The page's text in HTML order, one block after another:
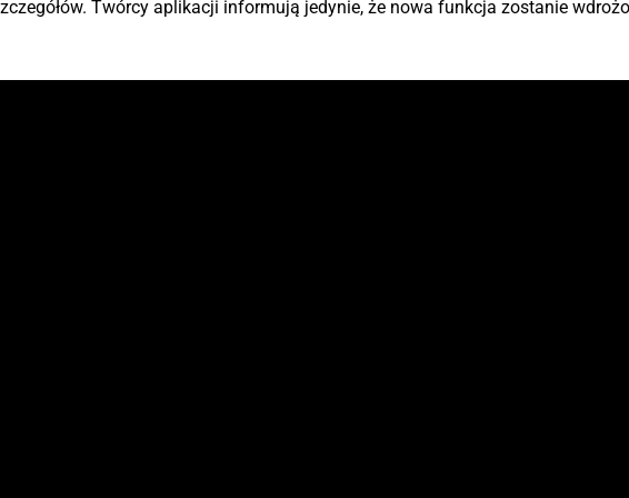
Twórcy aplikacji informują jedynie, że nowa funkcja zostanie